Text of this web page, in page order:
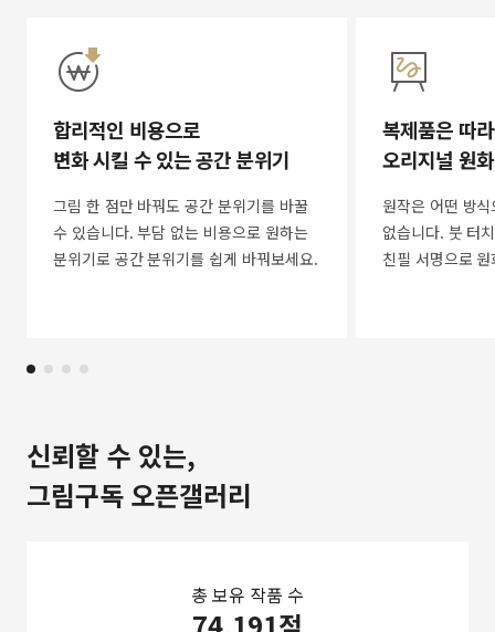
합리적인 비용으로
변화 시킬 수 있는 공간 분위기
그림 한 점만 바꿔도 공간 분위기를 바꿀
수 있습니다. 부담 없는 비용으로 원하는
분위기로 공간 분위기를 쉽게 바꿔보세요.
복제품은 따
오리지널 원
원작은 어떤 방
없습니다. 붓 터
친필 서명으로
신뢰할 수 있는,
그림구독 오픈갤러리
총 보유 작품 수